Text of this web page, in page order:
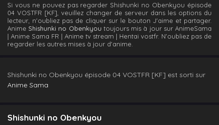
Si vous ne pouvez pas regarder Shishunki no Obenkyou épisode
04 VOSTFR [KF], veuillez changer de serveur dans les options du
lecteur, n'oubliez pas de cliquer sur le bouton J'aime et partager.
AnimeShishunki no Obenkyou toujours mis à jour sur AnimeSama
| Anime Sama FR | Anime tv stream | Hentai vostfr. N'oubliez pas de
regarder les autres mises à jour d'anime.
Shishunki no Obenkyou épisode 04 VOSTFR [KF] est sorti sur
Anime Sama
Shishunki no Obenkyou